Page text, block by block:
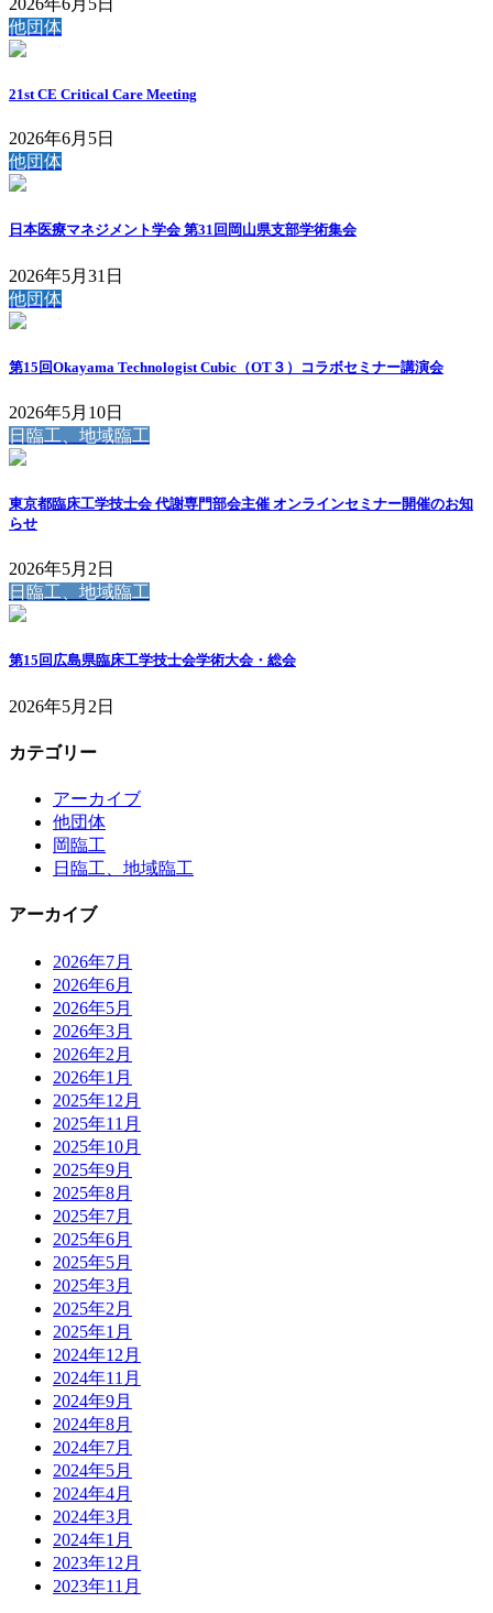
他団体
21st CE Critical Care Meeting
2026年6月5日
他団体
日本医療マネジメント学会 第31回岡山県支部学術集会
2026年5月31日
他団体
第15回Okayama Technologist Cubic（OT３）コラボセミナー講演会
2026年5月10日
日臨工、地域臨工
東京都臨床工学技士会 代謝専門部会主催 オンラインセミナー開催のお知
らせ
2026年5月2日
日臨工、地域臨工
第15回広島県臨床工学技士会学術大会・総会
2026年5月2日
カテゴリー
アーカイブ
他団体
岡臨工
日臨工、地域臨工
アーカイブ
2026年7月
2026年6月
2026年5月
2026年3月
2026年2月
2026年1月
2025年12月
2025年11月
2025年10月
2025年9月
2025年8月
2025年7月
2025年6月
2025年5月
2025年3月
2025年2月
2025年1月
2024年12月
2024年11月
2024年9月
2024年8月
2024年7月
2024年5月
2024年4月
2024年3月
2024年1月
2023年12月
2023年11月